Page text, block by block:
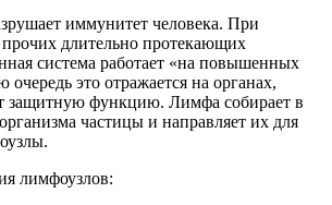
иммунитет человека. При
длительно протекающих
система работает «на повышенных
очередь это отражается на органах,
защитную функцию. Лимфа собирает в
частицы и направляет их для
лимфоузлов: